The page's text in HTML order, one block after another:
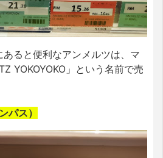
ると便利なアンメルツは、マ
YOKOYOKO」という名前で売
パス）